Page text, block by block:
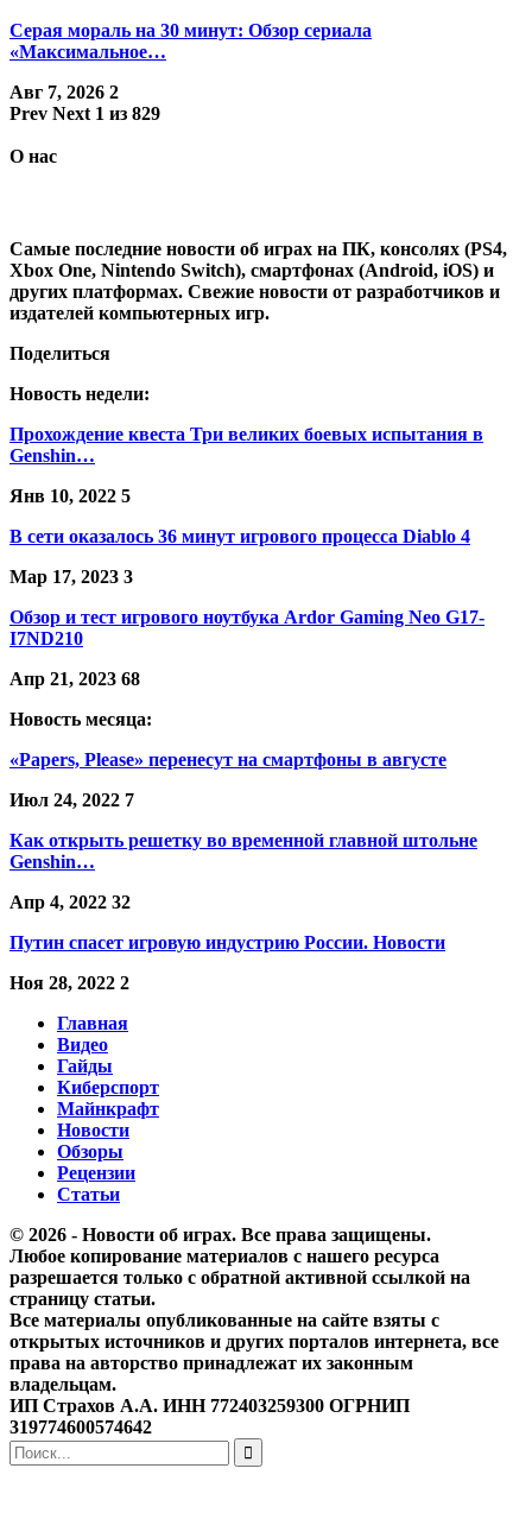
Серая мораль на 30 минут: Обзор сериала
«Максимальное…
Авг 7, 2026 2
Prev Next 1 из 829
О нас
Самые последние новости об играх на ПК, консолях (PS4,
Xbox One, Nintendo Switch), смартфонах (Android, iOS) и
других платформах. Свежие новости от разработчиков и
издателей компьютерных игр.
Поделиться
Новость недели:
Прохождение квеста Три великих боевых испытания в
Genshin…
Янв 10, 2022 5
В сети оказалось 36 минут игрового процесса Diablo 4
Мар 17, 2023 3
Обзор и тест игрового ноутбука Ardor Gaming Neo G17-
I7ND210
Апр 21, 2023 68
Новость месяца:
«Papers, Please» перенесут на смартфоны в августе
Июл 24, 2022 7
Как открыть решетку во временной главной штольне
Genshin…
Апр 4, 2022 32
Путин спасет игровую индустрию России. Новости
Ноя 28, 2022 2
Главная
Видео
Гайды
Киберспорт
Майнкрафт
Новости
Обзоры
Рецензии
Статьи
© 2026 - Новости об играх. Все права защищены.
Любое копирование материалов с нашего ресурса
разрешается только с обратной активной ссылкой на
страницу статьи.
Все материалы опубликованные на сайте взяты с
открытых источников и других порталов интернета, все
права на авторство принадлежат их законным
владельцам.
ИП Страхов А.А. ИНН 772403259300 ОГРНИП
319774600574642